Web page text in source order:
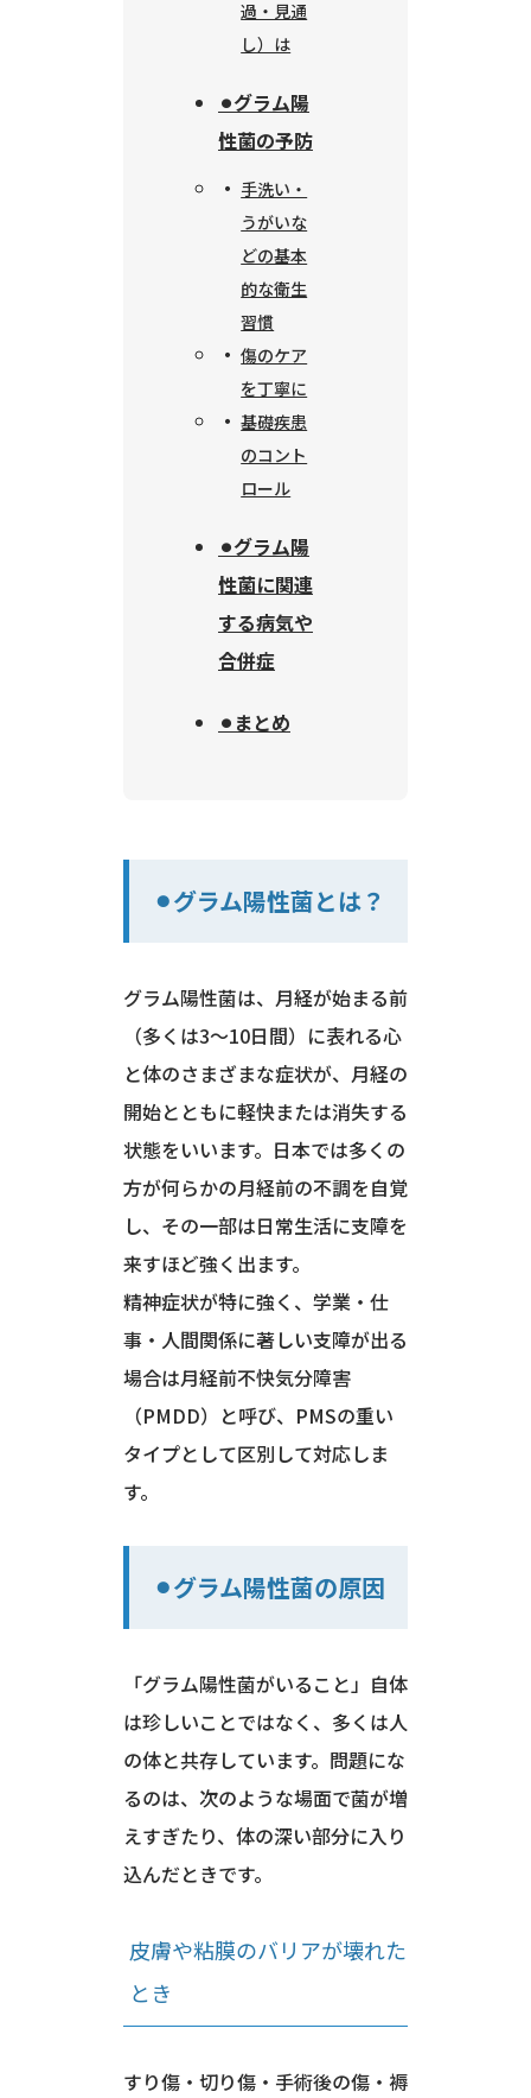
過・見通
し）は
⚫︎グラム陽
性菌の予防
手洗い・
うがいな
どの基本
的な衛生
習慣
傷のケア
を丁寧に
基礎疾患
のコント
ロール
⚫︎グラム陽
性菌に関連
する病気や
合併症
⚫︎まとめ
⚫︎グラム陽性菌とは？
グラム陽性菌は、月経が始まる前
（多くは3〜10日間）に表れる心
と体のさまざまな症状が、月経の
開始とともに軽快または消失する
状態をいいます。日本では多くの
方が何らかの月経前の不調を自覚
し、その一部は日常生活に支障を
来すほど強く出ます。
精神症状が特に強く、学業・仕
事・人間関係に著しい支障が出る
場合は月経前不快気分障害
（PMDD）と呼び、PMSの重い
タイプとして区別して対応しま
す。
⚫︎グラム陽性菌の原因
「グラム陽性菌がいること」自体
は珍しいことではなく、多くは人
の体と共存しています。問題にな
るのは、次のような場面で菌が増
えすぎたり、体の深い部分に入り
込んだときです。
皮膚や粘膜のバリアが壊れた
とき
すり傷・切り傷・手術後の傷・褥